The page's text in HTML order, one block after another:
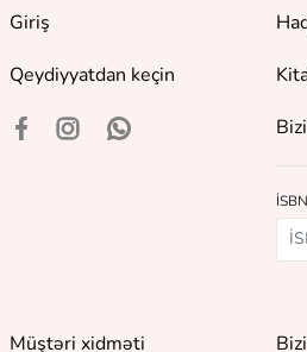
Giriş
Qeydiyyatdan keçin
Müştəri xidməti